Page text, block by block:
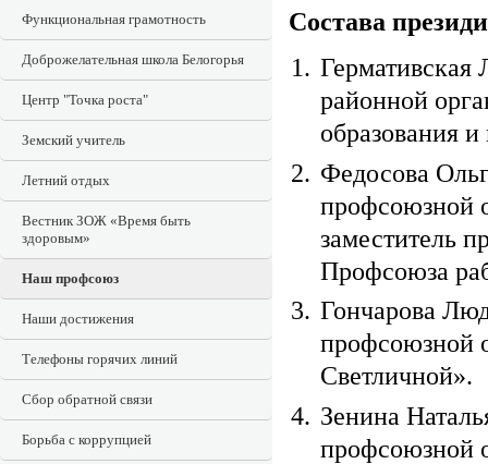
Функциональная грамотность
Доброжелательная школа Белогорья
Центр "Точка роста"
Земский учитель
Летний отдых
Вестник ЗОЖ «Время быть
здоровым»
Наш профсоюз
Наши достижения
Телефоны горячих линий
Сбор обратной связи
Борьба с коррупцией
Состава
Гермативская
районной
образования
Федосова
профсоюзной
заместитель
Профсоюза
Гончарова
профсоюзной
Светличной».
Зенина
профсоюзной